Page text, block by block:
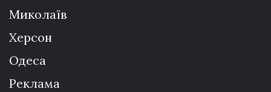
Миколаїв
Херсон
Одеса
Реклама